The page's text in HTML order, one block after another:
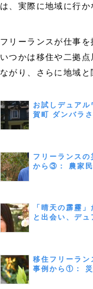
は、実際に地域に行
フリーランスが仕事
いつかは移住や二拠
ながり、さらに地域
お試しデュア
賀町 ダンバラ
フリーランス
から③： 農家民
「晴天の霹靂
と出会い、デ
移住フリーラ
事例から①： 災